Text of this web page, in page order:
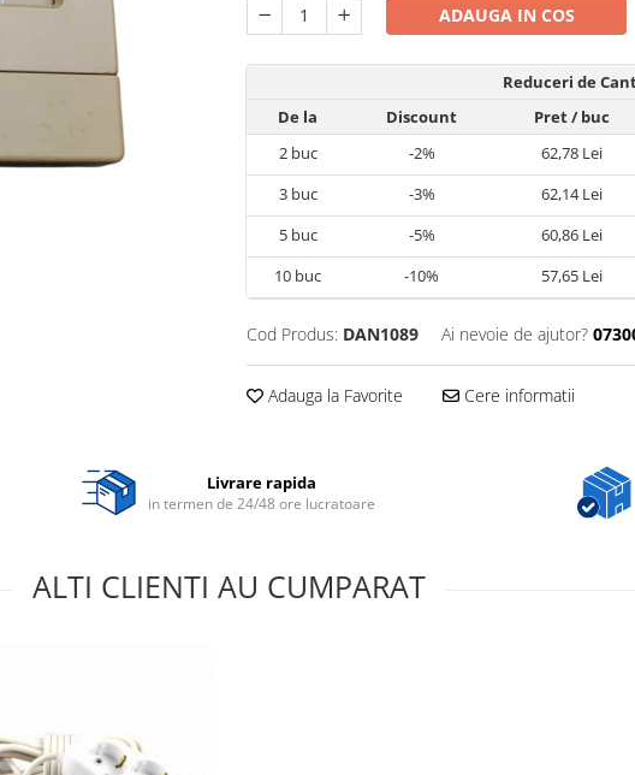
ADAUGA IN COS
Reduceri de
De la
Discount Pret/ buc
2buc -2% 62,78 Lei
3buc -3% 62,14 Lei
5buc -5% 60,86 Lei
10 buc -10% 57,65 Lei
Cod Produs: DAN1089 Ai nevoie de ajutor?
Adauga la Favorite Cere informatii
Livrare rapida
in termen de 24/48 ore lucratoare
ALTI CLIENTI AU CUMPARAT